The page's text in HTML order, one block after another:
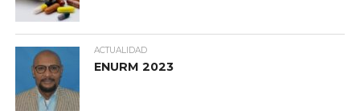
ACTUALIDAD
ENURM 2023